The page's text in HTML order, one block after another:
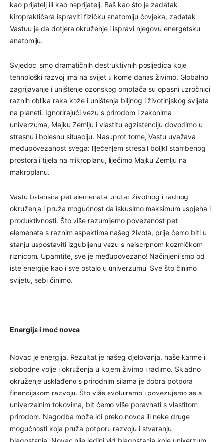
kao prijatelj ili kao neprijatelj. Baš kao što je zadatak
kiropraktičara ispraviti fizičku anatomiju čovjeka, zadatak
Vastuu je da dotjera okruženje i ispravi njegovu energetsku
anatomiju.
Svjedoci smo dramatičnih destruktivnih posljedica koje
tehnološki razvoj ima na svijet u kome danas živimo. Globalno
zagrijavanje i uništenje ozonskog omotača su opasni uzročnici
raznih oblika raka kože i uništenja biljnog i životinjskog svijeta
na planeti. Ignorirajući vezu s prirodom i zakonima
univerzuma, Majku Zemlju i vlastitu egzistenciju dovodimo u
stresnu i bolesnu situaciju. Nasuprot tome, Vastu uvažava
međupovezanost svega: liječenjem stresa i boljki stambenog
prostora i tijela na mikroplanu, liječimo Majku Zemlju na
makroplanu.
Vastu balansira pet elemenata unutar životnog i radnog
okruženja i pruža mogućnost da iskusimo maksimum uspjeha i
produktivnosti. Što više razumijemo povezanost pet
elemenata s raznim aspektima našeg života, prije ćemo biti u
stanju uspostaviti izgubljenu vezu s neiscrpnom kozmičkom
riznicom. Upamtite, sve je međupovezano! Načinjeni smo od
iste energije kao i sve ostalo u univerzumu. Sve što činimo
svijetu, sebi činimo.
Energija i moć novca
Novac je energija. Rezultat je našeg djelovanja, naše karme i
slobodne volje i okruženja u kojem živimo i radimo. Skladno
okruženje usklađeno s prirodnim silama je dobra potpora
financijskom razvoju. Što više evoluiramo i povezujemo se s
univerzalnim tokovima, bit ćemo više poravnati s vlastitom
prirodom. Nagodba može ići preko novca ili neke druge
mogućnosti koja pruža potporu razvoju i stvaranju
blagostanja. Novac nije jedini vid blagostanja koje univerzum